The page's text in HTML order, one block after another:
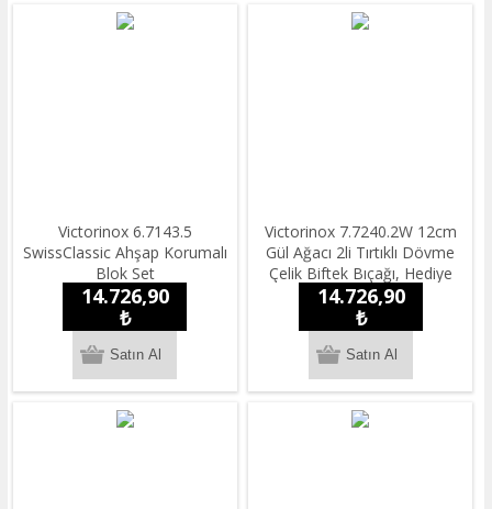
Victorinox 6.7143.5
SwissClassic Ahşap Korumalı
Blok Set
14.726,90
₺
Victorinox 7.7240.2W 12cm
Gül Ağacı 2li Tırtıklı Dövme
Çelik Biftek Bıçağı, Hediye
Kutulu
14.726,90
₺